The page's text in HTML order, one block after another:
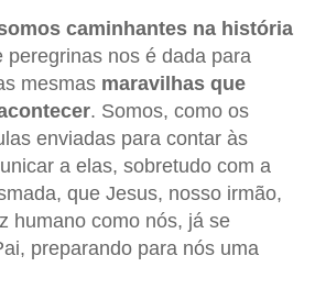
caminhantes na história
peregrinas nos é dada para
mesmas maravilhas que
. Somos, como os
enviadas para contar às
a elas, sobretudo com a
que Jesus, nosso irmão,
humano como nós, já se
preparando para nós uma